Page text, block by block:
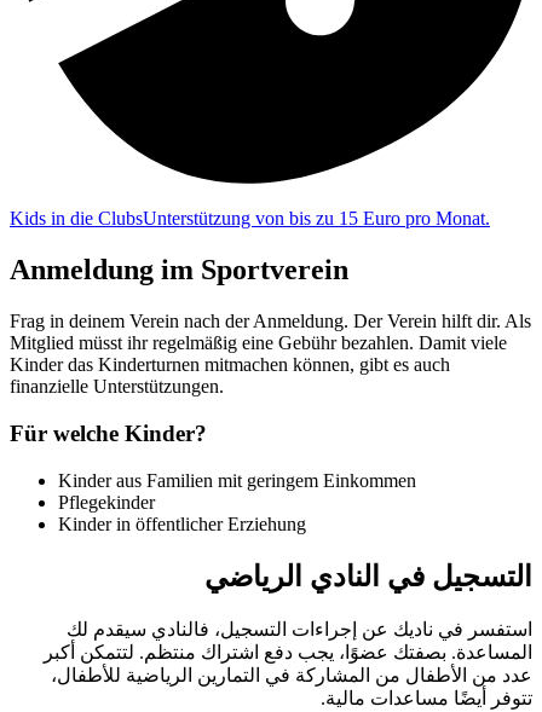
Kids in die ClubsUnterstützung von bis zu 15 Euro pro Monat.
Anmeldung im Sportverein
Frag in deinem Verein nach der Anmeldung. Der Verein hilft dir. Als
Mitglied müsst ihr regelmäßig eine Gebühr bezahlen. Damit viele
Kinder das Kinderturnen mitmachen können, gibt es auch
finanzielle Unterstützungen.
Für welche Kinder?
Kinder aus Familien mit geringem Einkommen
Pflegekinder
Kinder in öffentlicher Erziehung
التسجيل في النادي الرياضي
استفسر في ناديك عن إجراءات التسجيل، فالنادي سيقدم لك
المساعدة. بصفتك عضوًا، يجب دفع اشتراك منتظم. لتتمكن أكبر
عدد من الأطفال من المشاركة في التمارين الرياضية للأطفال،
تتوفر أيضًا مساعدات مالية.